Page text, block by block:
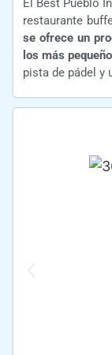
El Best Pueblo
restaurante
se ofrece un
los más
pista de pádel y